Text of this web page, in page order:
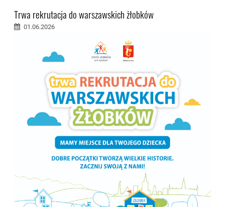
Trwa rekrutacja do warszawskich żłobków
01.06.2026